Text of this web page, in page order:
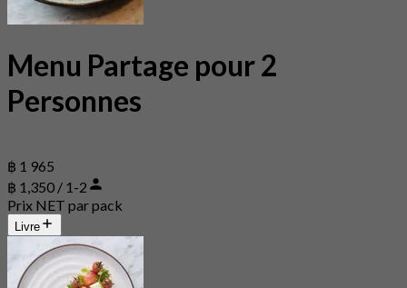
Menu Partage pour 2
Personnes
฿ 1 965
฿ 1,350 / 1-2
Prix NET par pack
Livre